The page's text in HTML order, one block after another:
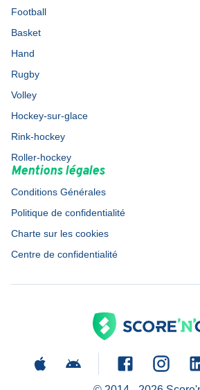
Football
Basket
Hand
Rugby
Volley
Hockey-sur-glace
Rink-hockey
Roller-hockey
Mentions légales
Conditions Générales
Politique de confidentialité
Charte sur les cookies
Centre de confidentialité